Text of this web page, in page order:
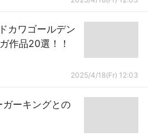
カワゴールデン
作品20選！！
2025/4/18(Fr) 12:03
ーキングとの